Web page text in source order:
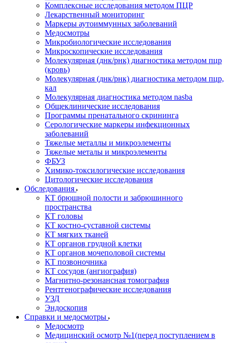
Комплексные исследования методом ПЦР
Лекарственный мониторинг
Маркеры аутоиммунных заболеваний
Медосмотры
Микробиологические исследования
Микроскопические исследования
Молекулярная (днк/рнк) диагностика методом пцр
(кровь)
Молекулярная (днк/рнк) диагностика методом пцр,
кал
Молекулярная диагностика методом nasba
Общеклинические исследования
Программы пренатального скрининга
Серологические маркеры инфекционных
заболеваний
Тяжелые металлы и микроэлементы
Тяжелые металы и микроэлементы
ФБУЗ
Химико-токсилогические исследования
Цитологические исследования
Обследования
КТ брюшной полости и забрюшинного
пространства
КТ головы
КТ костно-суставной системы
КТ мягких тканей
КТ органов грудной клетки
КТ органов мочеполовой системы
КТ позвоночника
КТ сосудов (ангиография)
Магнитно-резонансная томография
Рентгенографические исследования
УЗД
Эндоскопия
Справки и медосмотры
Медосмотр
Медицинский осмотр №1(перед поступлением в